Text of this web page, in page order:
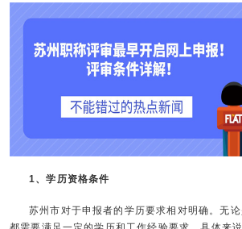
1、学历资格条件
苏州市对于申报者的学历要求相对明确。无